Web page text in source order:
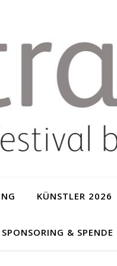
KÜNSTLER 2026
SPONSORING & SPENDE